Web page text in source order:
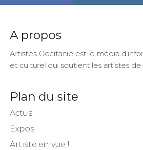
A propos
Artistes Occitanie est le média
et culturel qui soutient les artistes
Plan du site
Actus
Expos
Artiste en vue !